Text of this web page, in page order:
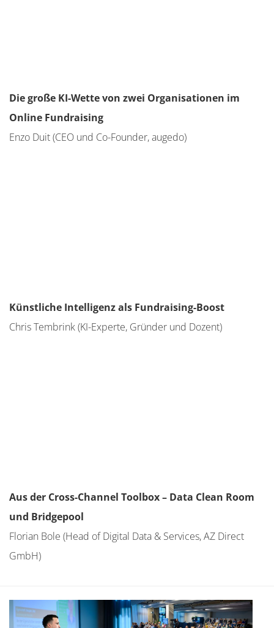
Die große KI-Wette von zwei Organisationen im
Online Fundraising
Enzo Duit (CEO und Co-Founder, augedo)
Künstliche Intelligenz als Fundraising-Boost
Chris Tembrink (KI-Experte, Gründer und Dozent)
Aus der Cross-Channel Toolbox – Data Clean Room
und Bridgepool
Florian Bole (Head of Digital Data & Services, AZ Direct
GmbH)